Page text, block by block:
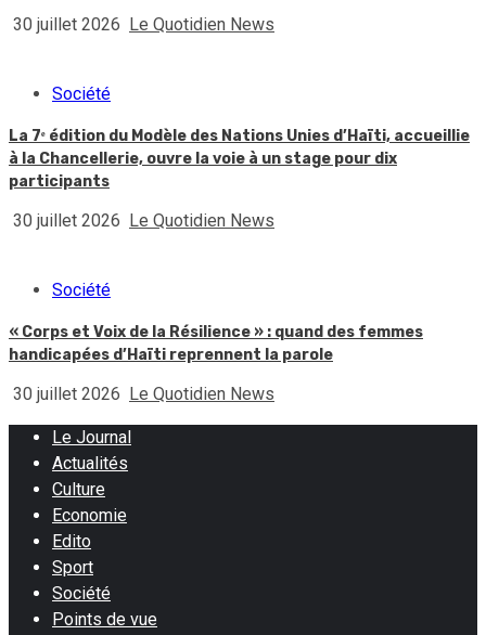
30 juillet 2026 Le Quotidien News
Société
La 7ᵉ édition du Modèle des Nations Unies d’Haïti, accueillie
à la Chancellerie, ouvre la voie à un stage pour dix
participants
30 juillet 2026 Le Quotidien News
Société
« Corps et Voix de la Résilience » : quand des femmes
handicapées d’Haïti reprennent la parole
30 juillet 2026 Le Quotidien News
Le Journal
Actualités
Culture
Economie
Edito
Sport
Société
Points de vue